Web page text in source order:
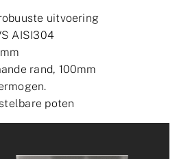
uitvoering
AISI304
rand, 100mm
poten